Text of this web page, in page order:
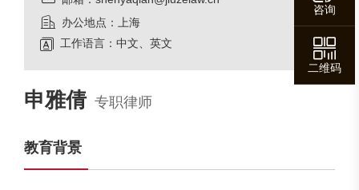
办公地点：上海
工作语言：中文、英文
申雅倩 专职律师
教育背景
咨询
二维码